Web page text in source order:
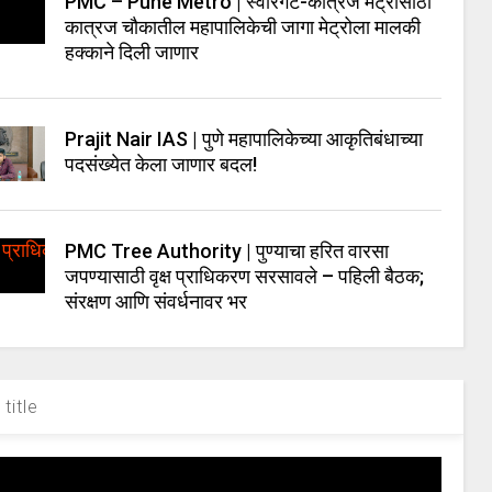
कात्रज चौकातील महापालिकेची जागा मेट्रोला मालकी
हक्काने दिली जाणार
Prajit Nair IAS | पुणे महापालिकेच्या आकृतिबंधाच्या
पदसंख्येत केला जाणार बदल!
PMC Tree Authority | पुण्याचा हरित वारसा
जपण्यासाठी वृक्ष प्राधिकरण सरसावले – पहिली बैठक;
संरक्षण आणि संवर्धनावर भर